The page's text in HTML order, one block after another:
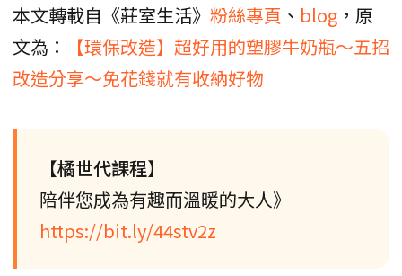
本文轉載自《莊室生活》 粉絲專頁 、 blog ，原
文為：
【環保改造】超好用的塑膠牛奶瓶～五招
改造分享～免花錢就有收納好物
【橘世代課程】
陪伴您成為有趣而溫暖的大人》
https://bit.ly/44stv2z